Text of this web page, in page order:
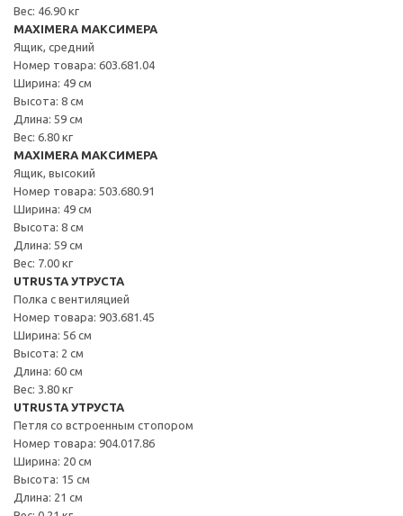
Вес: 46.90 кг
MAXIMERA МАКСИМЕРА
Ящик, средний
Номер товара: 603.681.04
Ширина: 49 см
Высота: 8 см
Длина: 59 см
Вес: 6.80 кг
MAXIMERA МАКСИМЕРА
Ящик, высокий
Номер товара: 503.680.91
Ширина: 49 см
Высота: 8 см
Длина: 59 см
Вес: 7.00 кг
UTRUSTA УТРУСТА
Полка с вентиляцией
Номер товара: 903.681.45
Ширина: 56 см
Высота: 2 см
Длина: 60 см
Вес: 3.80 кг
UTRUSTA УТРУСТА
Петля со встроенным стопором
Номер товара: 904.017.86
Ширина: 20 см
Высота: 15 см
Длина: 21 см